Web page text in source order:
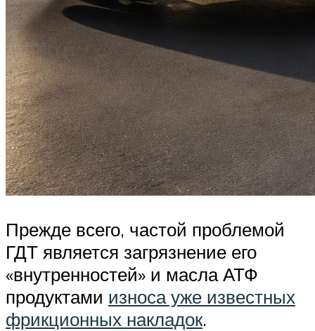
Прежде всего, частой проблемой
ГДТ является загрязнение его
«внутренностей» и масла АТФ
продуктами износа уже известных
фрикционных накладок.